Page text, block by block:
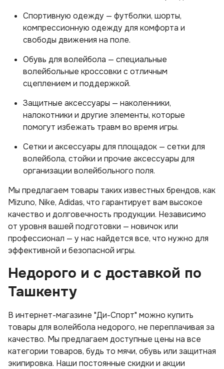
Спортивную одежду — футболки, шорты,
компрессионную одежду для комфорта и
свободы движения на поле.
Обувь для волейбола — специальные
волейбольные кроссовки с отличным
сцеплением и поддержкой.
Защитные аксессуары — наколенники,
налокотники и другие элементы, которые
помогут избежать травм во время игры.
Сетки и аксессуары для площадок — сетки для
волейбола, стойки и прочие аксессуары для
организации волейбольного поля.
Мы предлагаем товары таких известных брендов, как
Mizuno, Nike, Adidas, что гарантирует вам высокое
качество и долговечность продукции. Независимо
от уровня вашей подготовки — новичок или
профессионал — у нас найдется все, что нужно для
эффективной и безопасной игры.
Недорого и с доставкой по
Ташкенту
В интернет-магазине "Ди-Спорт" можно купить
товары для волейбола недорого, не переплачивая за
качество. Мы предлагаем доступные цены на все
категории товаров, будь то мячи, обувь или защитная
экипировка. Наши постоянные скидки и акции